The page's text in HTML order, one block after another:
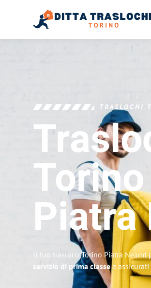
TRASLOCHI
Torino
Piatra
Il tuo trasloco Torino Piatra
servizio di prima classee assicurati